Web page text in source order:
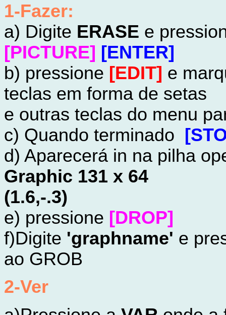
1-Fazer:
a) Digite ERASE e
[PICTURE] [ENTER]
b) pressione [EDIT] e
teclas em forma de setas
e outras teclas do menu
c) Quando terminado
d) Aparecerá in na pilha
Graphic 131 x 64
(1.6,-.3)
e) pressione [DROP]
f)Digite 'graphname' e
ao GROB
2-Ver